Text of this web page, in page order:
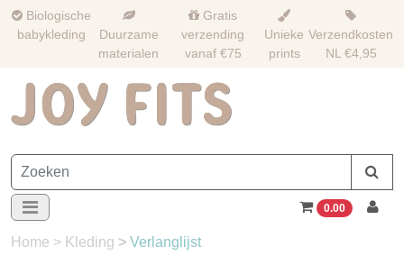
Biologische
babykleding
Duurzame
materialen
Gratis
verzending
vanaf €75
Unieke
prints
Verzendkosten
NL €4,95
0.00
Home > Kleding > Verlanglijst